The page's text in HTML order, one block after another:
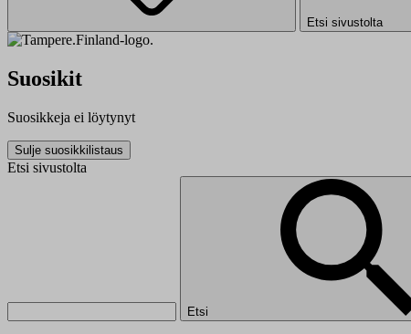
Etsi sivustolta
Suosikit
Suosikkeja ei löytynyt
Sulje suosikkilistaus
Etsi sivustolta
Etsi